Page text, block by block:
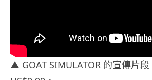
▲ GOAT SIMULATOR 的宣傳片